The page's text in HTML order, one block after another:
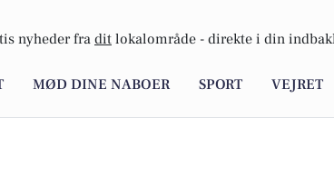
nyheder fra dit lokalområde - direkte i din
MØD DINE NABOER SPORT VEJRET